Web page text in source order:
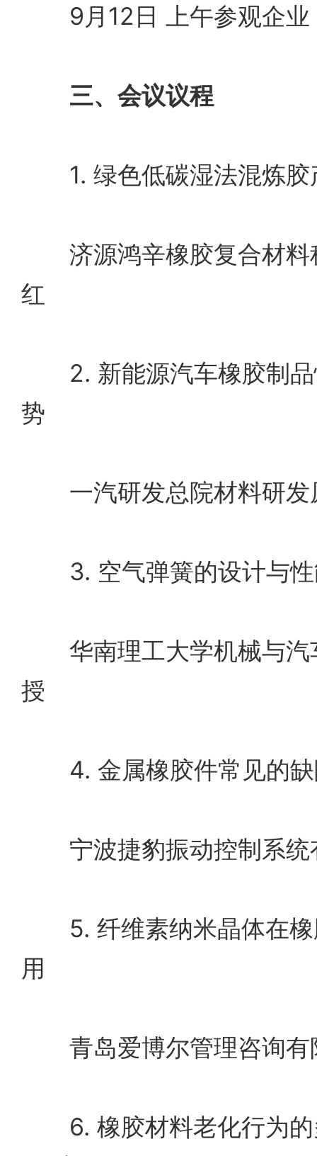
9月12日 上午参观企业
三、会议议程
1. 绿色低碳湿法混炼胶
济源鸿辛橡胶复合材料
红
2. 新能源汽车橡胶制品
势
一汽研发总院材料研发
3. 空气弹簧的设计与性
华南理工大学机械与汽
授
4. 金属橡胶件常见的缺
宁波捷豹振动控制系统
5. 纤维素纳米晶体在橡
用
青岛爱博尔管理咨询有
6. 橡胶材料老化行为的